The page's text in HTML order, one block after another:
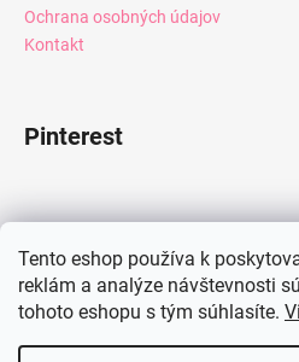
Tento eshop používa k
reklám a analýze návštevnosti
tohoto eshopu s tým súhlasíte.
Ochrana osobných údajov
Kontakt
Pinterest
Instagram